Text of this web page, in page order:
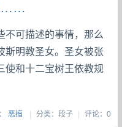
……
不可描述的事情，那么
斯明教圣女。圣女被张
使和十二宝树王依教规
恶搞 分类：段子| 评论：0